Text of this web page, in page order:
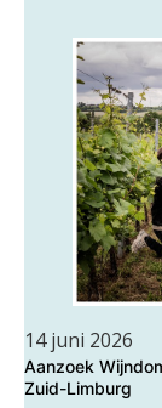
14 juni 2026
Aanzoek
Zuid-Limburg